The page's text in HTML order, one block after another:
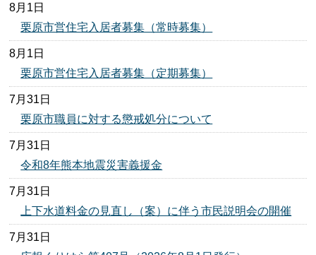
8月1日
栗原市営住宅入居者募集（常時募集）
8月1日
栗原市営住宅入居者募集（定期募集）
7月31日
栗原市職員に対する懲戒処分について
7月31日
令和8年熊本地震災害義援金
7月31日
上下水道料金の見直し（案）に伴う市民説明会の開催
7月31日